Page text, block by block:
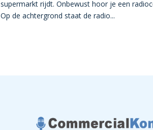
supermarkt rijdt. Onbewust hoor je een
Op de achtergrond staat de radio...